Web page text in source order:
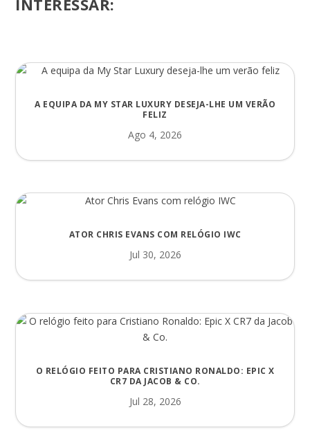
A EQUIPA DA MY STAR LUXURY DESEJA-LHE UM VERÃO
FELIZ
Ago 4, 2026
ATOR CHRIS EVANS COM RELÓGIO IWC
Jul 30, 2026
O RELÓGIO FEITO PARA CRISTIANO RONALDO: EPIC X
CR7 DA JACOB & CO.
Jul 28, 2026